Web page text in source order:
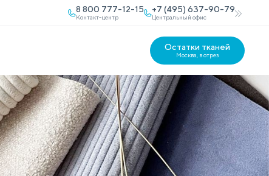
8 800 777-12-15
Контакт-центр
+7 (495) 637-90-79
Центральный офис
Остатки тканей
Москва, в отрез